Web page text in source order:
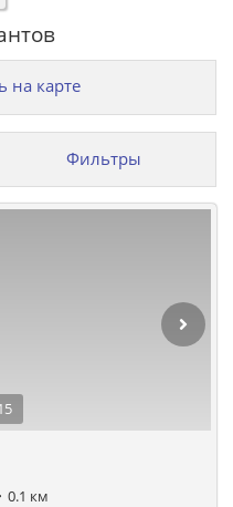
на карте
Фильтры
0.1 км